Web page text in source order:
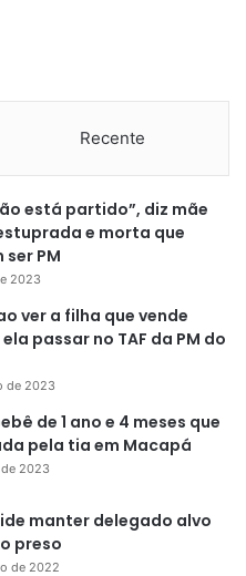
Recente
está partido”, diz mãe
e morta que
ser PM
2023
ver a filha que vende
passar no TAF da PM do
de 2023
de 1 ano e 4 meses que
pela tia em Macapá
2023
manter delegado alvo
preso
de 2022